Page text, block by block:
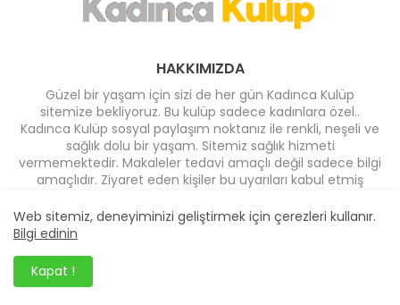
HAKKIMIZDA
Güzel bir yaşam için sizi de her gün Kadınca Kulüp
sitemize bekliyoruz. Bu kulüp sadece kadınlara özel..
Kadınca Kulüp sosyal paylaşım noktanız ile renkli, neşeli ve
sağlık dolu bir yaşam. Sitemiz sağlık hizmeti
vermemektedir. Makaleler tedavi amaçlı değil sadece bilgi
amaçlıdır. Ziyaret eden kişiler bu uyarıları kabul etmiş
Web sitemiz, deneyiminizi geliştirmek için çerezleri kullanır.
Bilgi edinin
Kapat !